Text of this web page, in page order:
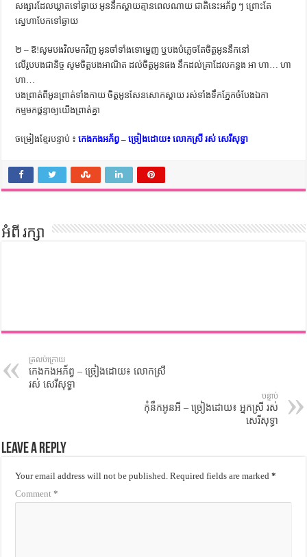
សង្សារដែលឃ្លាតទៅឆ្ងាយ អូននឹកស្ដាយគ្មានពេលណាយ ជាតិនេះអភ័ព្វ ៗ ព្រោះតែ
ស្នេហាបែកទៅឆ្ងាយ
២ – ឱ!សូមបងវិលមកវិញ អូនចាំទាំងទោម្នេញ ឬបងបំភ្លេចតែចិត្តអូននឹកនៅ
លើរូបបងជានិច្ច សូមចិត្តបងអាណិត ដល់ចិត្តអូនផង នឹកដល់គ្រាដែលកន្លង អា ហា… ហា
ហា…
បងព្រាត់ពីអូនព្រាត់ទាំងកាយ ចិត្តអូនសែនសោកស្ដាយ រស់ទាំងទឹកភ្នែកចំបែងឯកា
កម្មមកផ្ដន្ទាឲ្យយើងព្រាត់គ្នា
ចម្រៀងខ្មែរបន្ទាប់ ៖កេងកងអភ័ព្វ – ច្រៀងដោយ៖ លោកស្រី រស់ សេរីសុទ្ធា
អំពី រក្សា
ត្រលប់ក្រោយ
កេងកងអភ័ព្វ – ច្រៀងដោយ៖ លោកស្រី
រស់ សេរីសុទ្ធា
បន្ទាប់
កុំនឹកអូនអី – ច្រៀងដោយ៖ អ្នកស្រី រស់
សេរីសុទ្ធា
Leave a Reply
Your email address will not be published. Required fields are marked*
Comment*